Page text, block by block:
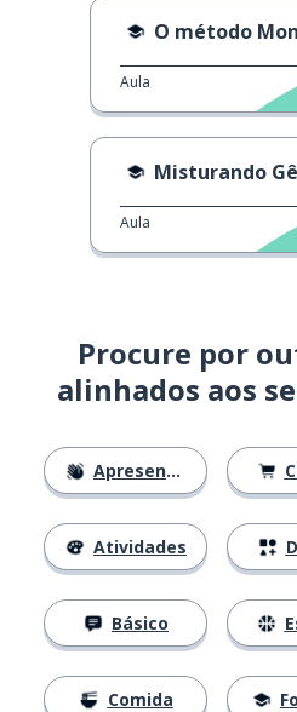
O método
Aula
Misturando
Aula
Procure por
alinhados aos
Apresentações
Atividades
Básico
Comida